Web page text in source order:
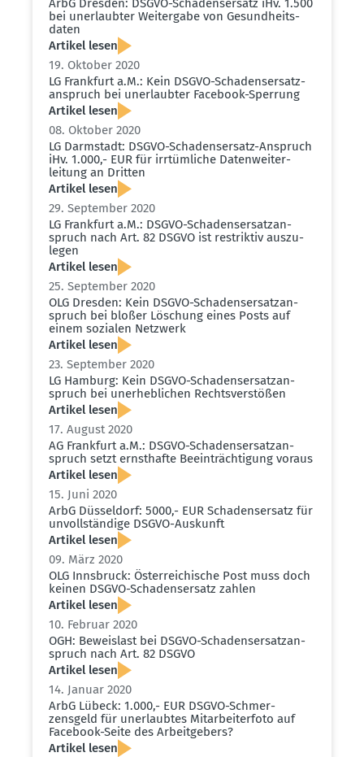
ArbG Dresden: DSGVO-Schadens­ersatz iHv. 1.500
bei unerlaubter Weitergabe von Gesund­heits­
daten
Artikel lesen
19. Oktober 2020
LG Frankfurt a.M.: Kein DSGVO-Schadens­er­satz­
an­spruch bei unerlaubter Facebook-Sperrung
Artikel lesen
08. Oktober 2020
LG Darmstadt: DSGVO-Schadens­ersatz-Anspruch
iHv. 1.000,- EUR für irrtüm­liche Daten­wei­ter­
leitung an Dritten
Artikel lesen
29. September 2020
LG Frankfurt a.M.: DSGVO-Schadens­er­satz­an­
spruch nach Art. 82 DSGVO ist restriktiv auszu­
legen
Artikel lesen
25. September 2020
OLG Dresden: Kein DSGVO-Schadens­er­satz­an­
spruch bei bloßer Löschung eines Posts auf
einem sozialen Netzwerk
Artikel lesen
23. September 2020
LG Hamburg: Kein DSGVO-Schadens­er­satz­an­
spruch bei unerheb­lichen Rechts­ver­stößen
Artikel lesen
17. August 2020
AG Frankfurt a.M.: DSGVO-Schadens­er­satz­an­
spruch setzt ernst­hafte Beein­träch­tigung voraus
Artikel lesen
15. Juni 2020
ArbG Düsseldorf: 5000,- EUR Schadens­ersatz für
unvoll­ständige DSGVO-Auskunft
Artikel lesen
09. März 2020
OLG Innsbruck: Öster­rei­chische Post muss doch
keinen DSGVO-Schadens­ersatz zahlen
Artikel lesen
10. Februar 2020
OGH: Beweislast bei DSGVO-Schadens­er­satz­an­
spruch nach Art. 82 DSGVO
Artikel lesen
14. Januar 2020
ArbG Lübeck: 1.000,- EUR DSGVO-Schmer­
zensgeld für unerlaubtes Mitar­bei­terfoto auf
Facebook-Seite des Arbeit­gebers?
Artikel lesen